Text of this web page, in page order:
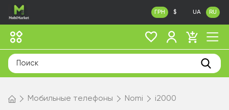
ГРН $ UA RU
Мобильные телефоны Nomi i2000